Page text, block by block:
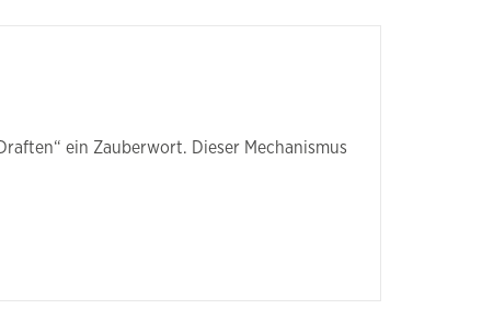
ein Zauberwort. Dieser Mechanismus